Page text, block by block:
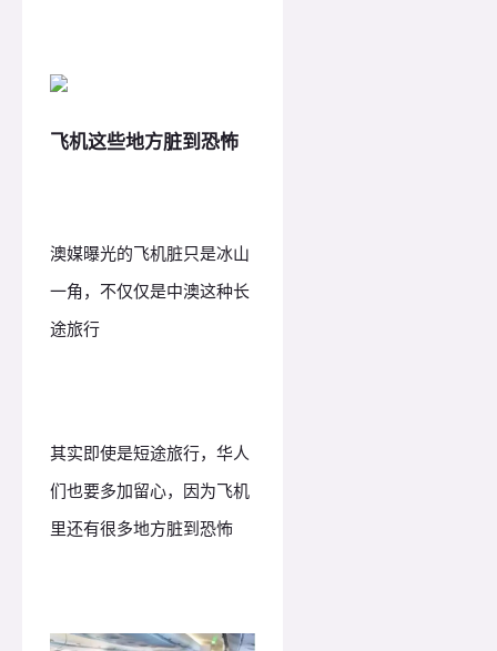
飞机这些地方脏到恐怖
澳媒曝光的飞机脏只是冰山
一角，不仅仅是中澳这种长
途旅行
其实即使是短途旅行，华人
们也要多加留心，因为飞机
里还有很多地方脏到恐怖